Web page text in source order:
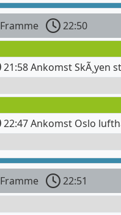
Framme
22:50
21:58 Ankomst SkÃ¸yen
22:47 Ankomst Oslo
Framme
22:51